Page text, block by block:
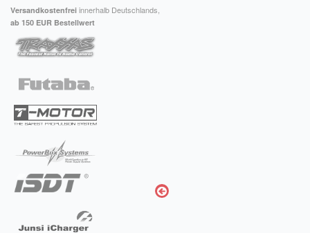
Versandkostenfrei innerhalb Deutschlands,
ab 150 EUR Bestellwert